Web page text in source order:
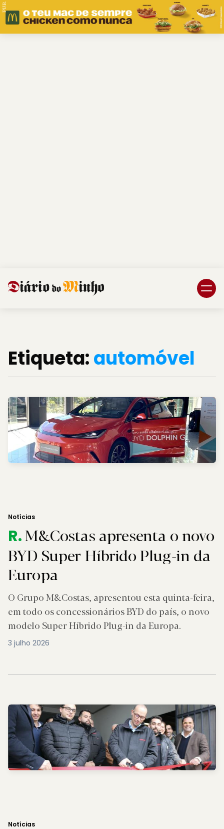
PUB.
Etiqueta:automóvel
Notícias
R.M&Costas apresenta o novo
BYD Super Híbrido Plug-in da
Europa
O Grupo M&Costas, apresentou esta quinta-feira,
em todo os concessionários BYD do país, o novo
modelo Super Híbrido Plug-in da Europa.
3 julho 2026
Notícias